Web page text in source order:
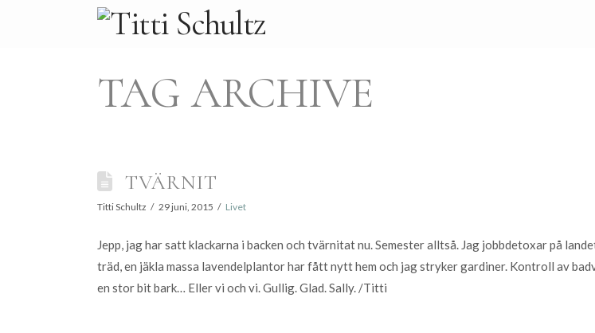
TAG ARCHIVE
TVÄRNIT
Titti Schultz 29 juni, 2015 Livet
Jepp, jag har satt klackarna i backen och tvärnitat nu. Semester alltså. Jag jobbdetoxar på
träd, en jäkla massa lavendelplantor har fått nytt hem och jag stryker gardiner. Kontroll av
en stor bit bark… Eller vi och vi. Gullig. Glad. Sally. /Titti